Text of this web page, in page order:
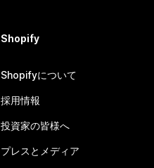
Shopify
Shopifyについて
採用情報
投資家の皆様へ
プレスとメディア